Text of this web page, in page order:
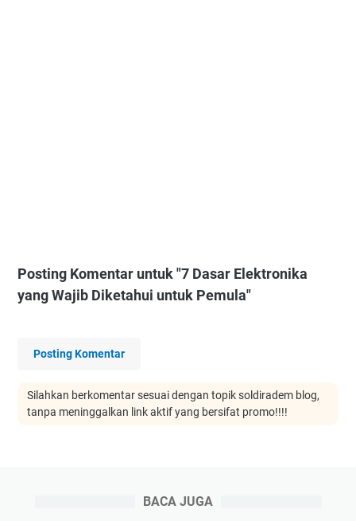
Posting Komentar untuk "7 Dasar Elektronika
yang Wajib Diketahui untuk Pemula"
Posting Komentar
Silahkan berkomentar sesuai dengan topik soldiradem blog,
tanpa meninggalkan link aktif yang bersifat promo!!!!
BACA JUGA